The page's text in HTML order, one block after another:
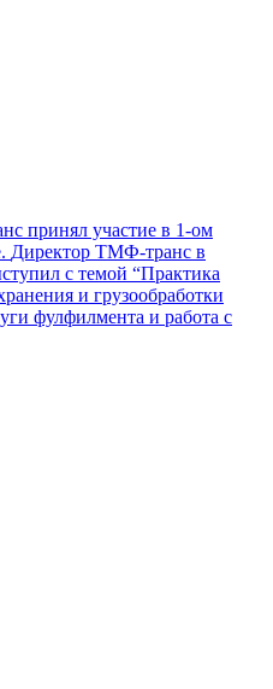
принял участие в 1-ом
Директор ТМФ-транс в
с темой “Практика
и грузообработки
фулфилмента и работа с